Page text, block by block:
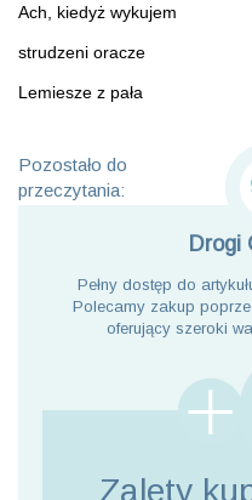
Ach, kiedyż wykujem
strudzeni oracze
Lemiesze z pała
Pozostało do
przeczytania:
Drogi
Pełny dostęp do
Polecamy zakup
oferujący szeroki
Zalety